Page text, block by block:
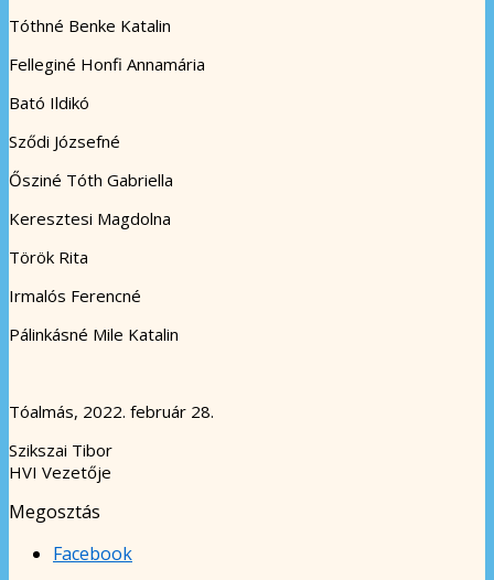
Tóthné Benke Katalin
Felleginé Honfi Annamária
Bató Ildikó
Sződi Józsefné
Ősziné Tóth Gabriella
Keresztesi Magdolna
Török Rita
Irmalós Ferencné
Pálinkásné Mile Katalin
Tóalmás, 2022. február 28.
Szikszai Tibor
HVI Vezetője
Megosztás
Facebook